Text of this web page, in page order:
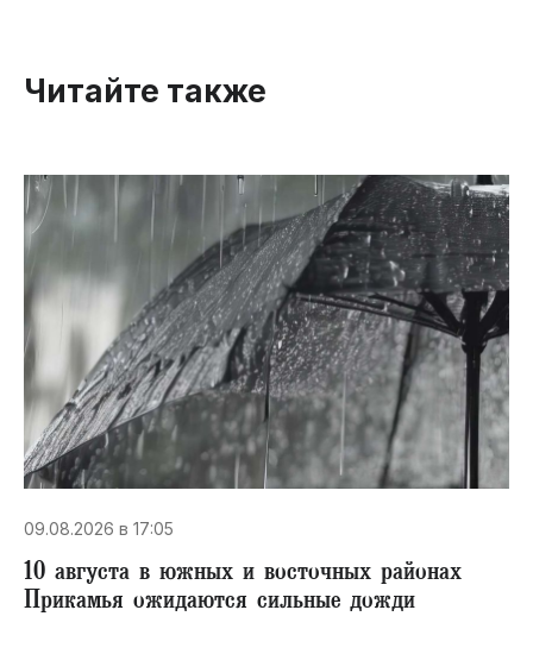
Читайте также
09.08.2026 в 17:05
10 августа в южных и восточных районах
Прикамья ожидаются сильные дожди